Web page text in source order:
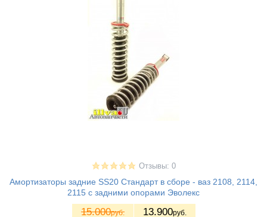
Отзывы: 0
Амортизаторы задние SS20 Стандарт в сборе - ваз 2108, 2114,
2115 с задними опорами Эволекс
15.000руб. 13.900руб.